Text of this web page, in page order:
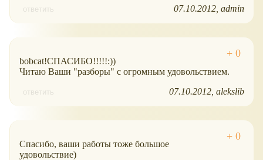
ответить 07.10.2012 admin
bobcat!СПАСИБО!!!!!:))
Читаю Ваши "разборы" с огромным удовольствием.
ответить 07.10.2012 alekslib
Спасибо, ваши работы тоже большое
удовольствие)